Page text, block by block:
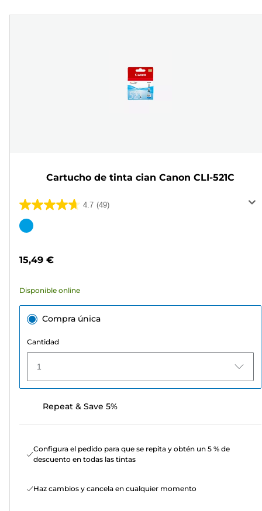
Cartucho de tinta cian Canon CLI-521C
4.7 (49)
4.7
de
49
Cartucho
color
15,49 €
Disponible online
Compra única
Cantidad
1
Repeat & Save 5%
Configura el pedido para que se repita y obtén un 5 % de
descuento en todas las tintas
Haz cambios y cancela en cualquier momento